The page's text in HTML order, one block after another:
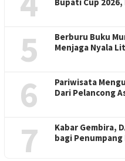
selaku Kepala Dinas